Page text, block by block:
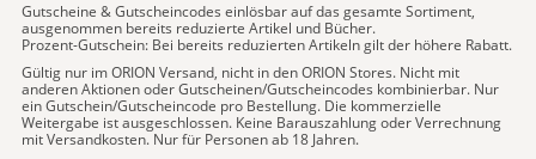
Gutscheine & Gutscheincodes einlösbar auf das gesamte Sortiment,
ausgenommen bereits reduzierte Artikel und Bücher.
Prozent-Gutschein: Bei bereits reduzierten Artikeln gilt der höhere Rabatt.
Gültig nur im ORION Versand, nicht in den ORION Stores. Nicht mit
anderen Aktionen oder Gutscheinen/Gutscheincodes kombinierbar. Nur
ein Gutschein/Gutscheincode pro Bestellung. Die kommerzielle
Weitergabe ist ausgeschlossen. Keine Barauszahlung oder Verrechnung
mit Versandkosten. Nur für Personen ab 18 Jahren.